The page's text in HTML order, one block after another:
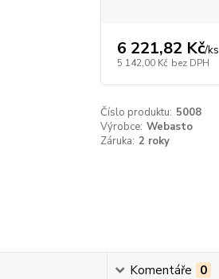
6 221,82 Kč/ks
5 142,00 Kč bez DPH
Číslo produktu: 5008
Výrobce: Webasto
Záruka: 2 roky
Komentáře 0